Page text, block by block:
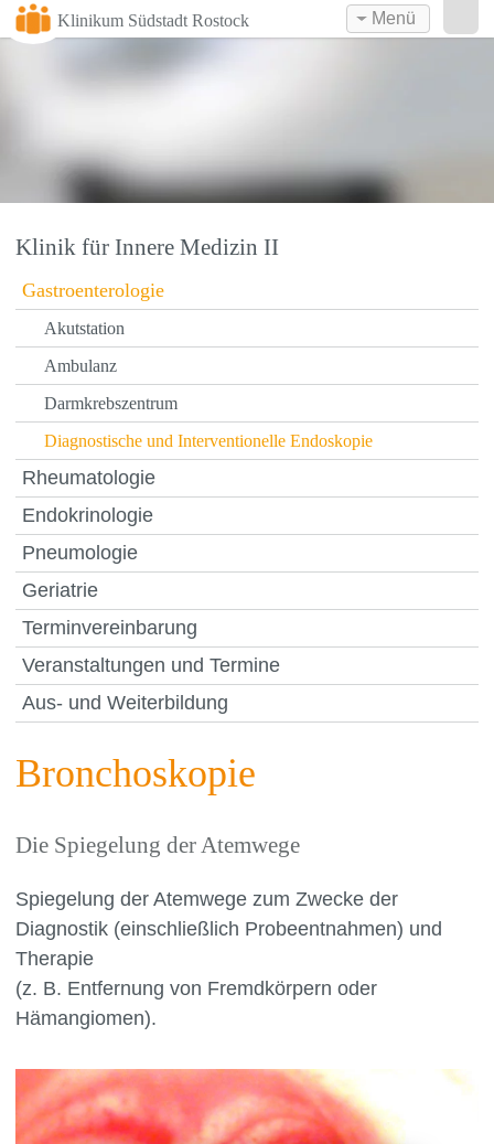
Klinikum Südstadt Rostock Menü
Klinik für Innere Medizin II
Gastroenterologie
Akutstation
Ambulanz
Darmkrebszentrum
Diagnostische und Interventionelle Endoskopie
Rheumatologie
Endokrinologie
Pneumologie
Geriatrie
Terminvereinbarung
Veranstaltungen und Termine
Aus- und Weiterbildung
Bronchoskopie
Die Spiegelung der Atemwege
Spiegelung der Atemwege zum Zwecke der
Diagnostik (einschließlich Probeentnahmen) und
Therapie
(z. B. Entfernung von Fremdkörpern oder
Hämangiomen).